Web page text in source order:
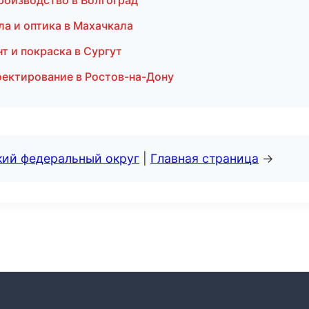
и оптика в Махачкала
и покраска в Сургут
в Ростов-на-Дону
федеральный округ Главная страница →